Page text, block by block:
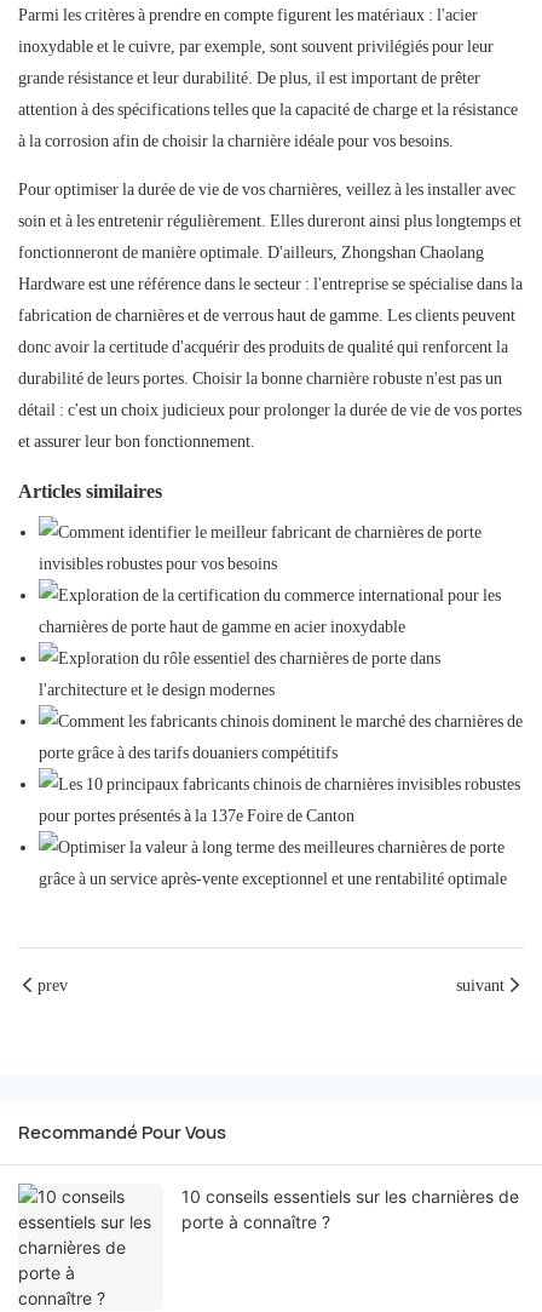
Parmi les critères à prendre en compte figurent les matériaux : l'acier
inoxydable et le cuivre, par exemple, sont souvent privilégiés pour leur
grande résistance et leur durabilité. De plus, il est important de prêter
attention à des spécifications telles que la capacité de charge et la résistance
à la corrosion afin de choisir la charnière idéale pour vos besoins.
Pour optimiser la durée de vie de vos charnières, veillez à les installer avec
soin et à les entretenir régulièrement. Elles dureront ainsi plus longtemps et
fonctionneront de manière optimale. D'ailleurs, Zhongshan Chaolang
Hardware est une référence dans le secteur : l'entreprise se spécialise dans la
fabrication de charnières et de verrous haut de gamme. Les clients peuvent
donc avoir la certitude d'acquérir des produits de qualité qui renforcent la
durabilité de leurs portes. Choisir la bonne charnière robuste n'est pas un
détail : c'est un choix judicieux pour prolonger la durée de vie de vos portes
et assurer leur bon fonctionnement.
Articles similaires
prev suivant
Recommandé Pour Vous
10 conseils essentiels sur les charnières de
porte à connaître ?